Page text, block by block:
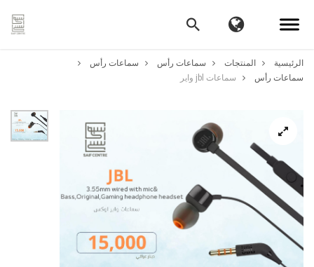
الرئيسية المنتجات سماعات رأس
سماعات رأس
سماعات رأس
سماعات jbl واير